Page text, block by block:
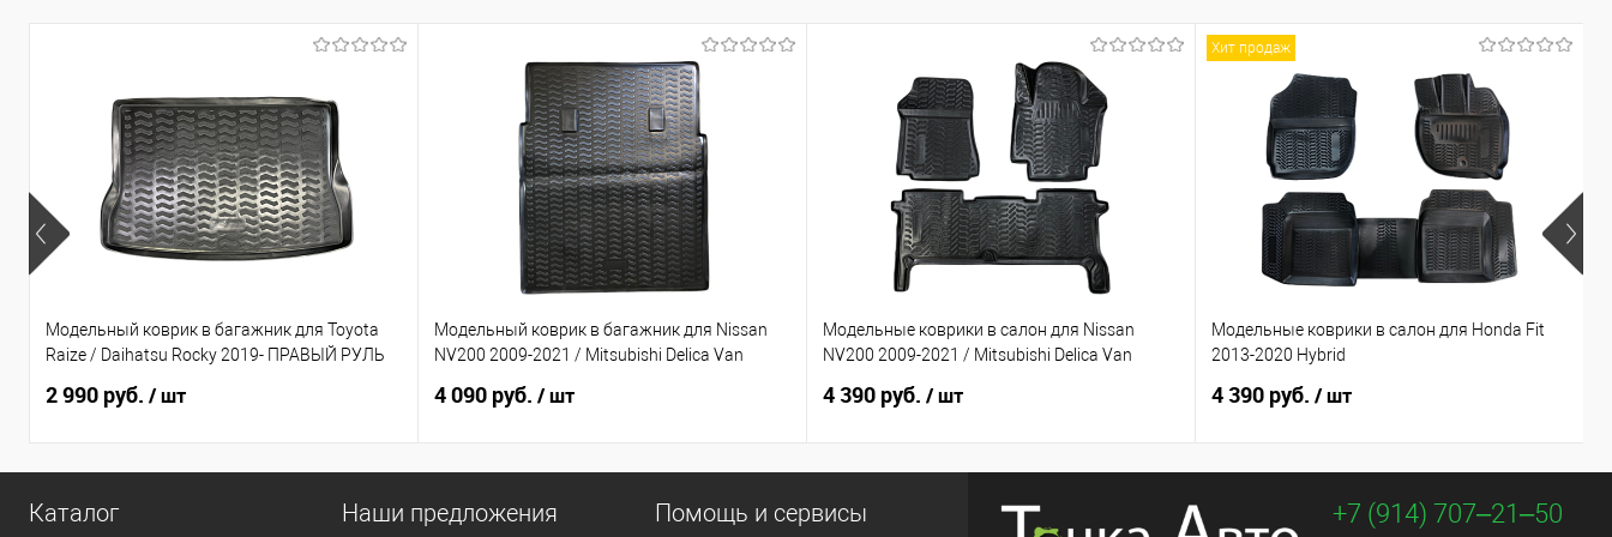
Модельный коврик в багажник для Toyota
Raize / Daihatsu Rocky 2019- ПРАВЫЙ РУЛЬ
2 990 руб. / шт
Модельный коврик в багажник для Nissan
NV200 2009-2021 / Mitsubishi Delica Van
4 090 руб. / шт
Модельные коврики в салон для Nissan
NV200 2009-2021 / Mitsubishi Delica Van
4 390 руб. / шт
Хит продаж
Модельные коврики в салон для Honda Fit
2013-2020 Hybrid
4 390 руб. / шт
Каталог Наши предложения Помощь и сервисы +7 (914) 707‒21‒50